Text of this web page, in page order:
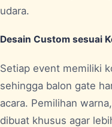
udara.
Desain Custom sesuai
Setiap event memiliki
sehingga balon gate
acara. Pemilihan
dibuat khusus agar